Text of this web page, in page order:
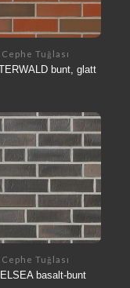
Cephe Tuğlası
bunt, glatt
Cephe Tuğlası
basalt-bunt